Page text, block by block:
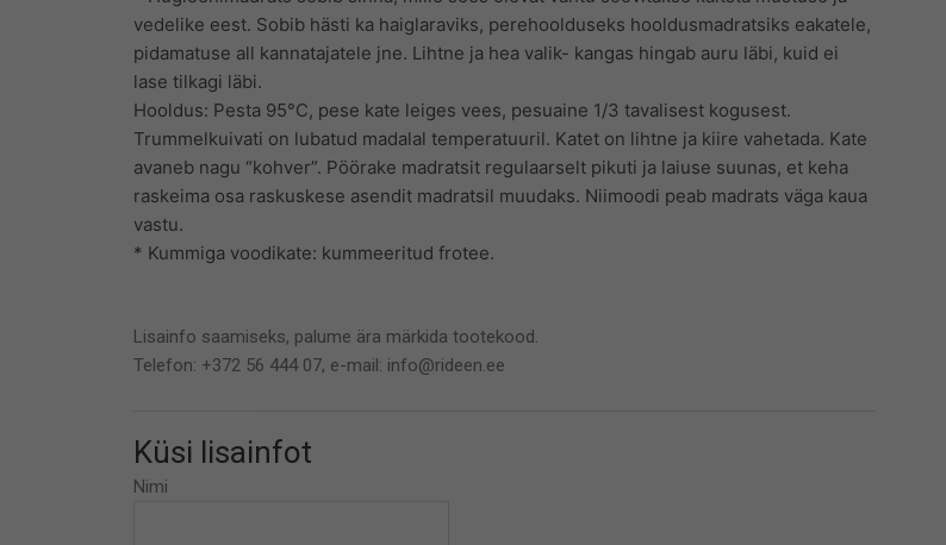
vedelike eest. Sobib hästi ka haiglaraviks, perehoolduseks hooldusmadratsiks eakatele,
pidamatuse all kannatajatele jne. Lihtne ja hea valik- kangas hingab auru läbi, kuid ei
lase tilkagi läbi.
Hooldus: Pesta 95°C, pese kate leiges vees, pesuaine 1/3 tavalisest kogusest.
Trummelkuivati on lubatud madalal temperatuuril. Katet on lihtne ja kiire vahetada. Kate
avaneb nagu “kohver”. Pöörake madratsit regulaarselt pikuti ja laiuse suunas, et keha
raskeima osa raskuskese asendit madratsil muudaks. Niimoodi peab madrats väga kaua
vastu.
* Kummiga voodikate: kummeeritud frotee.
Lisainfo saamiseks, palume ära märkida tootekood.
Telefon: +372 56 444 07, e-mail: info@rideen.ee
Küsi lisainfot
Nimi